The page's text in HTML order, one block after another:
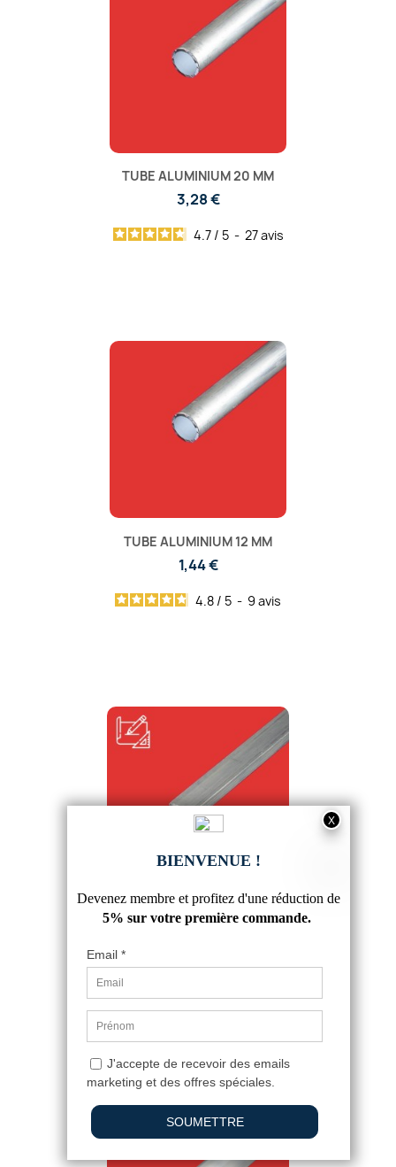
TUBE ALUMINIUM 20 MM
3,28 €
4.7 / 5 - 27avis
TUBE ALUMINIUM 12 MM
1,44 €
4.8 / 5 - 9 avis
BARRE ALUMINIUM PLATE SUR
MESURE